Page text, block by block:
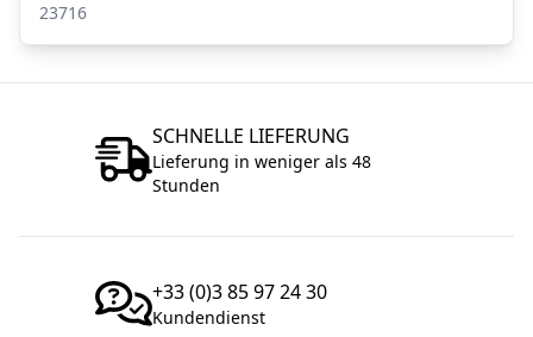
23716
SCHNELLE LIEFERUNG
Lieferung in weniger als 48
Stunden
+33 (0)3 85 97 24 30
Kundendienst